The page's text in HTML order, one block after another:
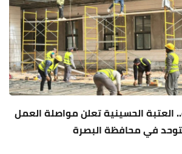
العتبة الحسينية تعلن مواصلة العمل
في محافظة البصرة